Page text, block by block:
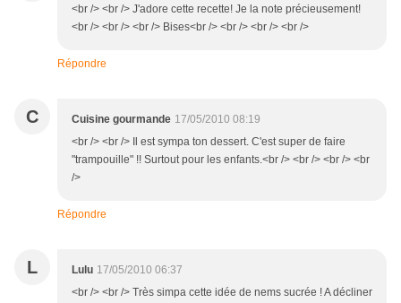
<br /> <br /> J'adore cette recette! Je la note précieusement!
<br /> <br /> <br /> Bises<br /> <br /> <br /> <br />
Répondre
C Cuisine gourmande 17/05/2010 08:19
<br /> <br /> Il est sympa ton dessert. C'est super de faire
"trampouille" !! Surtout pour les enfants.<br /> <br /> <br /> <br
/>
Répondre
L Lulu 17/05/2010 06:37
<br /> <br /> Très simpa cette idée de nems sucrée ! A décliner